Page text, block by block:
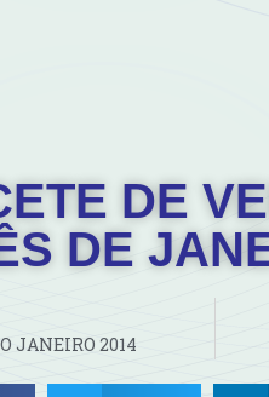
DE
DE
JANEIRO 2014